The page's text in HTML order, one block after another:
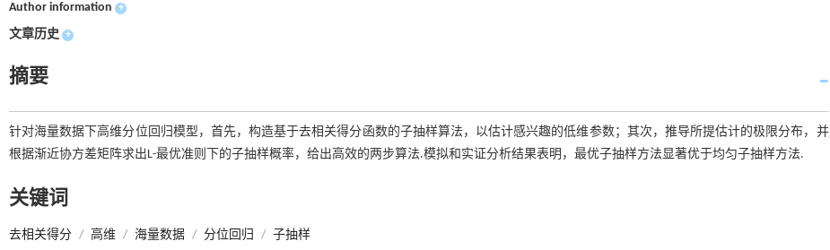
Author information +
文章历史 +
摘要
针对海量数据下高维分位回归模型，首先，构造基于去相关得分函数的子抽样算法，以估计感兴趣的低维参数；其次，推导所提估计的极限分布，并
根据渐近协方差矩阵求出L-最优准则下的子抽样概率，给出高效的两步算法.模拟和实证分析结果表明，最优子抽样方法显著优于均匀子抽样方法.
关键词
去相关得分 / 高维 / 海量数据 / 分位回归 / 子抽样